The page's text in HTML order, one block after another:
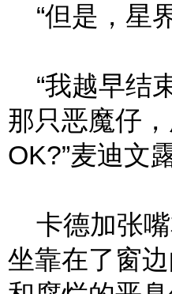
“但是，星
“我越早结
那只恶魔仔
OK?”麦迪文
卡德加张嘴
坐靠在了窗